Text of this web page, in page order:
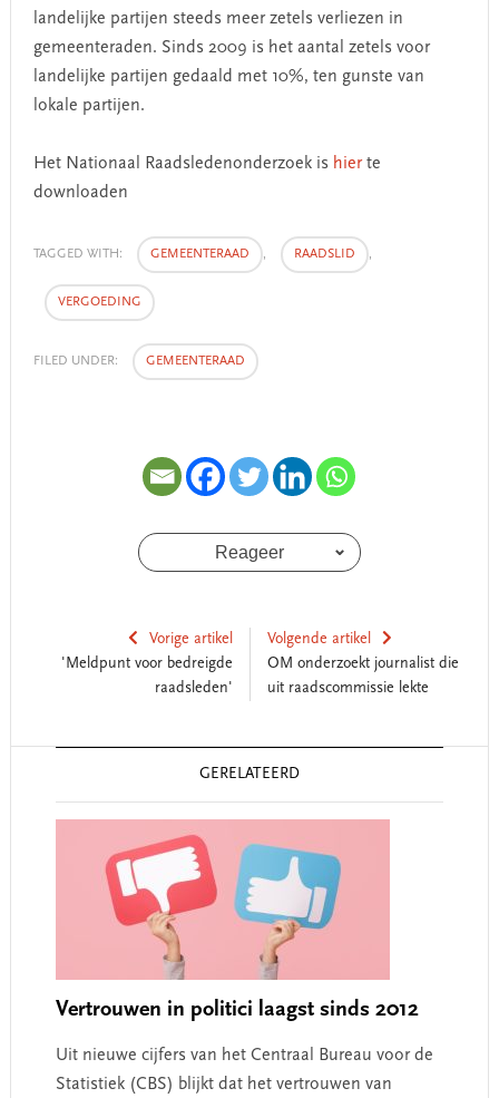
landelijke partijen steeds meer zetels verliezen in
gemeenteraden. Sinds 2009 is het aantal zetels voor
landelijke partijen gedaald met 10%, ten gunste van
lokale partijen.
Het Nationaal Raadsledenonderzoek is hierte
downloaden
TAGGED WITH: GEMEENTERAAD , RAADSLID ,
VERGOEDING
FILED UNDER: GEMEENTERAAD
Reageer
Vorige artikel
'Meldpunt voor bedreigde
raadsleden'
Volgende artikel
OM onderzoekt journalist die
uit raadscommissie lekte
GERELATEERD
Vertrouwen in politici laagst sinds 2012
Uit nieuwe cijfers van het Centraal Bureau voor de
Statistiek (CBS) blijkt dat het vertrouwen van